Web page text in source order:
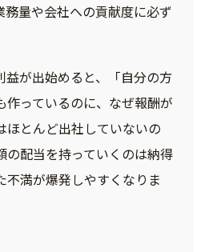
務量や会社への貢献度に必ず
益が出始めると、「自分の方
作っているのに、なぜ報酬が
ほとんど出社していないの
の配当を持っていくのは納得
不満が爆発しやすくなりま